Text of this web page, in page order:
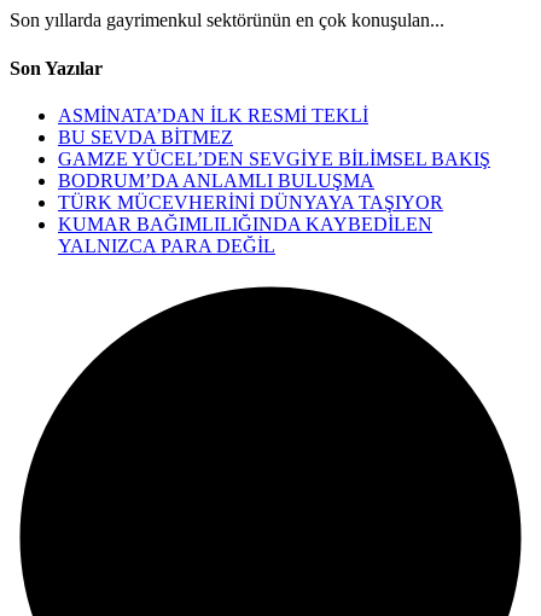
Son yıllarda gayrimenkul sektörünün en çok konuşulan...
Son Yazılar
ASMİNATA’DAN İLK RESMİ TEKLİ
BU SEVDA BİTMEZ
GAMZE YÜCEL’DEN SEVGİYE BİLİMSEL BAKIŞ
BODRUM’DA ANLAMLI BULUŞMA
TÜRK MÜCEVHERİNİ DÜNYAYA TAŞIYOR
KUMAR BAĞIMLILIĞINDA KAYBEDİLEN
YALNIZCA PARA DEĞİL